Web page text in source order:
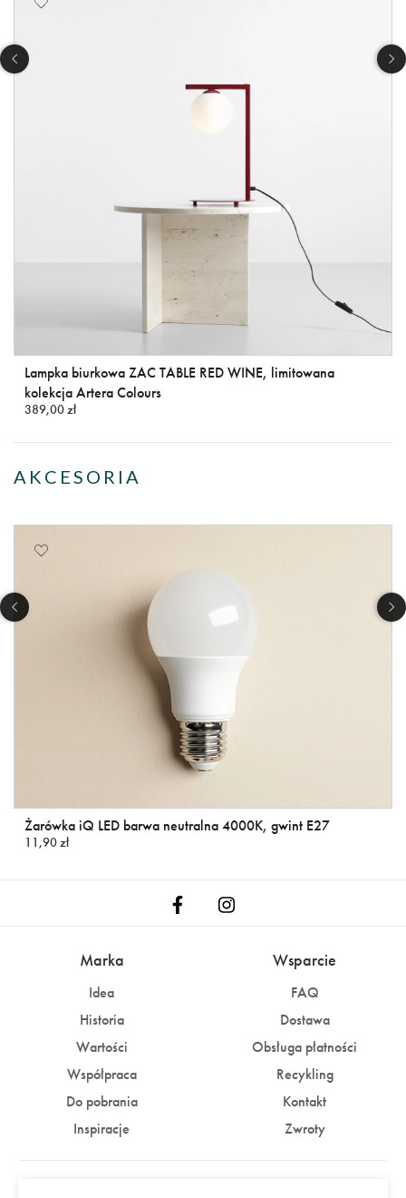
Lampka biurkowa ZAC TABLE RED WINE, limitowana
kolekcja Artera Colours
389,00 zł
AKCESORIA
Żarówka iQ LED barwa neutralna 4000K, gwint E27
11,90 zł
Marka
Idea
Historia
Wartości
Współpraca
Do pobrania
Inspiracje
Wsparcie
FAQ
Dostawa
Obsługa płatności
Recykling
Kontakt
Zwroty